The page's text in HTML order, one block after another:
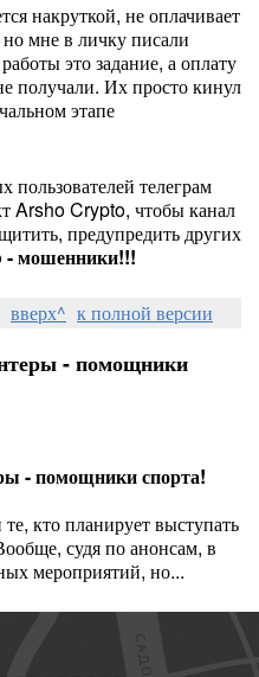
накруткой, не оплачивает
мне в личку писали
это задание, а оплату
получали. Их просто кинул
этапе
пользователей телеграм
Arsho Crypto, чтобы канал
предупредить других
мошенники!!!
вверх^ к полной версии
- помощники
- помощники спорта!
кто планирует выступать
судя по анонсам, в
мероприятий, но...